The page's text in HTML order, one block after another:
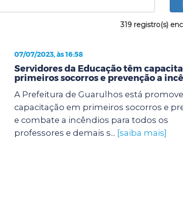
319 registro(s)
07/07/2023, às 16:58
Servidores da Educação têm
primeiros socorros e prevenção a
A Prefeitura de Guarulhos está
capacitação em primeiros socorros e
e combate a incêndios para todos os
professores e demais s... [saiba mais]